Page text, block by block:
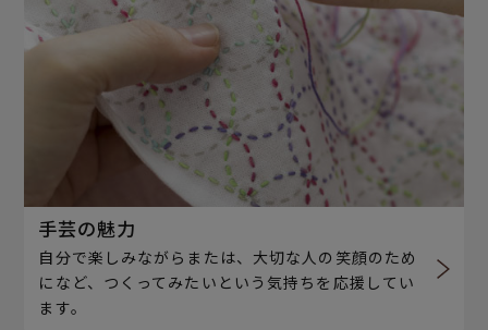
手芸の魅力
自分で楽しみながらまたは、大切な人の笑顔のため
になど、つくってみたいという気持ちを応援してい
ます。